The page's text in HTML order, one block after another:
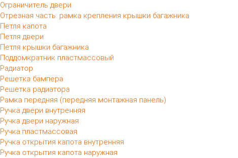
Ограничитель двери
Отрезная часть: рамка крепления крышки багажника
Петля капота
Петля двери
Петля крышки багажника
Поддомкратник пластмассовый
Радиатор
Решетка бампера
Решетка радиатора
Рамка передняя (передняя монтажная панель)
Ручка двери внутренняя
Ручка двери наружная
Ручка пластмассовая
Ручка открытия капота внутренняя
Ручка открытия капота наружная